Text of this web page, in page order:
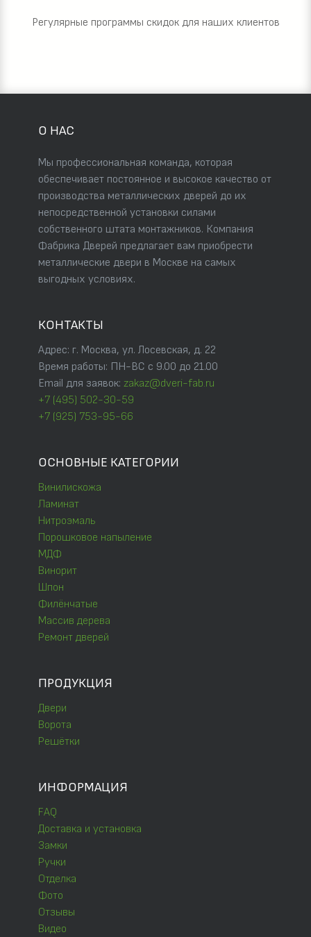
Регулярные программы скидок для наших клиентов
О НАС
Мы профессиональная команда, которая
обеспечивает постоянное и высокое качество от
производства металлических дверей до их
непосредственной установки силами
собственного штата монтажников. Компания
Фабрика Дверей предлагает вам приобрести
металлические двери в Москве на самых
выгодных условиях.
КОНТАКТЫ
Адрес: г. Москва, ул. Лосевская, д. 22
Время работы: ПН-ВС с 9.00 до 21.00
Email для заявок: zakaz@dveri-fab.ru
+7 (495) 502-30-59
+7 (925) 753-95-66
ОСНОВНЫЕ КАТЕГОРИИ
Винилискожа
Ламинат
Нитроэмаль
Порошковое напыление
МДФ
Винорит
Шпон
Филёнчатые
Массив дерева
Ремонт дверей
ПРОДУКЦИЯ
Двери
Ворота
Решётки
ИНФОРМАЦИЯ
FAQ
Доставка и установка
Замки
Ручки
Отделка
Фото
Отзывы
Видео